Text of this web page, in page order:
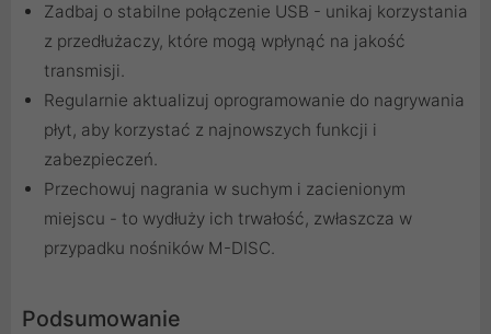
Zadbaj o stabilne połączenie USB - unikaj korzystania
z przedłużaczy, które mogą wpłynąć na jakość
transmisji.
Regularnie aktualizuj oprogramowanie do nagrywania
płyt, aby korzystać z najnowszych funkcji i
zabezpieczeń.
Przechowuj nagrania w suchym i zacienionym
miejscu - to wydłuży ich trwałość, zwłaszcza w
przypadku nośników M-DISC.
Podsumowanie